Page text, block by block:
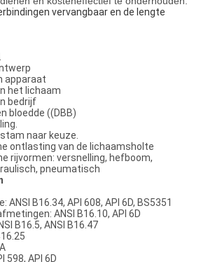
vervangbaar en de lengte
apparaat
het lichaam
bedrijf
bloedde ((DBB)
naar keuze.
ontlasting van de lichaamsholte
rijvormen: versnelling, hefboom,
pneumatisch
B16.34, API 608, API 6D, BS5351
ANSI B16.10, API 6D
B16.5, ANSI B16.47
598, API 6D